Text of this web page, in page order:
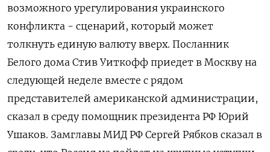
возможного урегулирования украинского
конфликта - сценарий, который может
толкнуть единую валюту вверх. Посланник
Белого дома Стив Уиткофф приедет в Москву на
следующей неделе вместе с рядом
представителей американской администрации,
сказал в среду помощник президента РФ Юрий
Ушаков. Замглавы МИД РФ Сергей Рябков сказал в